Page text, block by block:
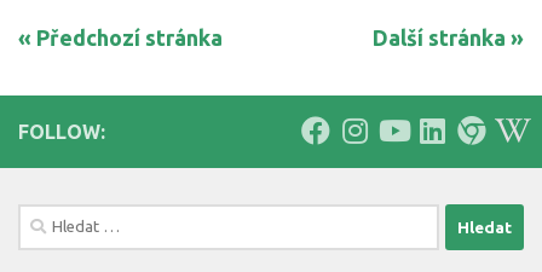
« Předchozí stránka Další stránka »
FOLLOW:
Vyhledávání